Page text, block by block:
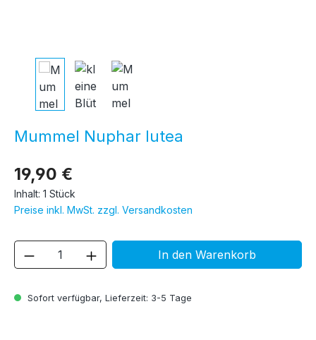
Mummel Nuphar lutea
19,90 €
Inhalt: 1 Stück
Preise inkl. MwSt. zzgl. Versandkosten
Sofort verfügbar, Lieferzeit: 3-5 Tage
Produkt Anzahl: Gib denIn den Warenkorb